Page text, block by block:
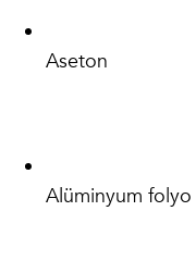
Aseton
Alüminyum folyo